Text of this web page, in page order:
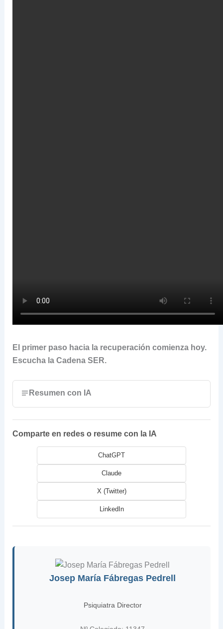
El primer paso hacia la recuperación comienza hoy.
Escucha la Cadena SER.
Resumen con IA
Comparte en redes o resume con la IA
ChatGPT
Claude
X (Twitter)
LinkedIn
Josep María Fábregas Pedrell
Psiquiatra Director